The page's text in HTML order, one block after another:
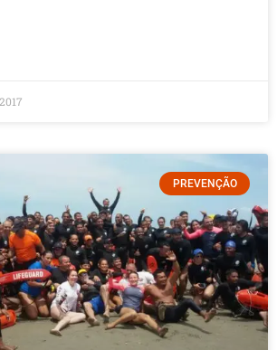
PREVENÇÃO